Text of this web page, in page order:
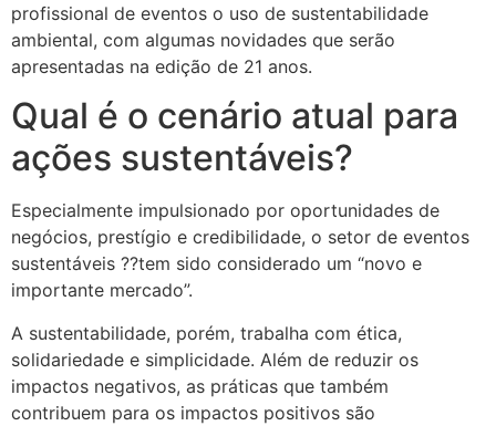
profissional de eventos o uso de sustentabilidade
ambiental, com algumas novidades que serão
apresentadas na edição de 21 anos.
Qual é o cenário atual para
ações sustentáveis?
Especialmente impulsionado por oportunidades de
negócios, prestígio e credibilidade, o setor de eventos
sustentáveis ??tem sido considerado um “novo e
importante mercado”.
A sustentabilidade, porém, trabalha com ética,
solidariedade e simplicidade. Além de reduzir os
impactos negativos, as práticas que também
contribuem para os impactos positivos são